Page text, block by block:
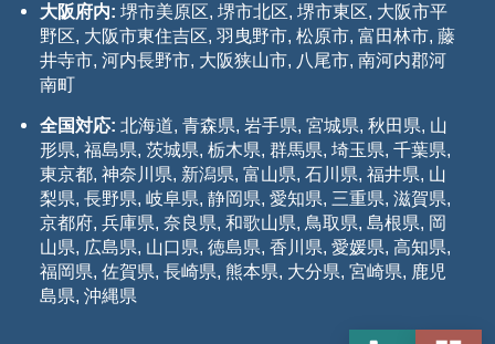
大阪府内: 堺市美原区, 堺市北区, 堺市東区, 大阪市平
野区, 大阪市東住吉区, 羽曳野市, 松原市, 富田林市, 藤
井寺市, 河内長野市, 大阪狭山市, 八尾市, 南河内郡河
南町
全国対応: 北海道, 青森県, 岩手県, 宮城県, 秋田県, 山
形県, 福島県, 茨城県, 栃木県, 群馬県, 埼玉県, 千葉県,
東京都, 神奈川県, 新潟県, 富山県, 石川県, 福井県, 山
梨県, 長野県, 岐阜県, 静岡県, 愛知県, 三重県, 滋賀県,
京都府, 兵庫県, 奈良県, 和歌山県, 鳥取県, 島根県, 岡
山県, 広島県, 山口県, 徳島県, 香川県, 愛媛県, 高知県,
福岡県, 佐賀県, 長崎県, 熊本県, 大分県, 宮崎県, 鹿児
島県, 沖縄県